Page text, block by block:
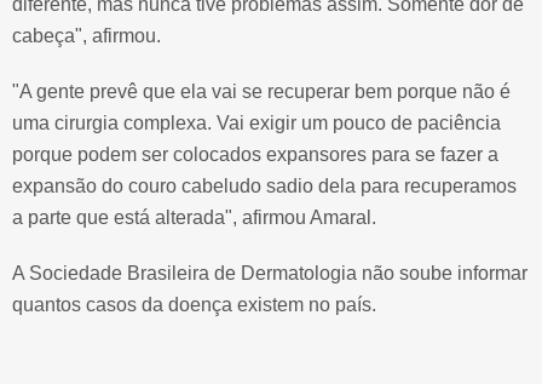
cabeça", afirmou.
"A gente prevê que ela vai se recuperar bem porque não é
uma cirurgia complexa. Vai exigir um pouco de paciência
porque podem ser colocados expansores para se fazer a
expansão do couro cabeludo sadio dela para recuperamos
a parte que está alterada", afirmou Amaral.
A Sociedade Brasileira de Dermatologia não soube informar
quantos casos da doença existem no país.